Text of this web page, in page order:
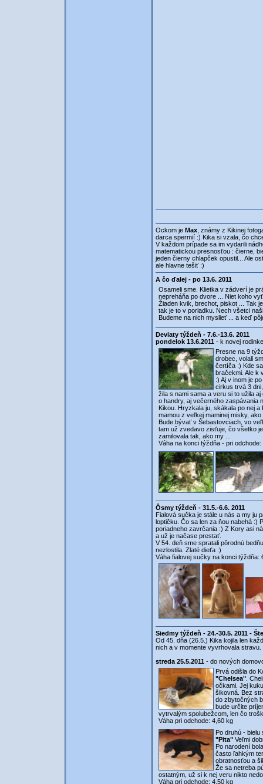
Ockom je Max , známy z Kikinej
darca spermií :) Kika si vzala, čo
V každom prípade sa im vydarili
matematickou presnosťou : čierne,
jeden čierny chlapček opustil... Ale
ale hlavne tešiť :)
A čo ďalej - po 13.6. 2011
Osameli sme. Klietka v zádverí je
nepreháňa po dvore ... Niet koho
Žiaden kvik, brechot, piskot ... Tak
tak je to v poriadku. Nech všetci
Budeme na nich myslieť ... a keď
Deviaty týždeň - 7.6.-13.6. 2011
pondelok 13.6.2011 - k novej
Presne na 9
drobec, volali
čertíča :) Kde
bračekmi. Ale k
:) Aj v inom je
cirkus trvá 3
žila s nami sama a veru si to užila
o handry, aj večerného zaspávania
Kikou. Hryzkala ju, skákala po nej
mamou z veľkej maminej misky,
Bude bývať v Šebastovciach, vo
tam už zvedavo zisťuje, čo všetko
zamilovala tak, ako my ...
Váha na konci týždňa - pri odchode:
Ôsmy týždeň - 31.5.-6.6. 2011
Fialová sučka je stále u nás a my ju
loptičku. Čo sa len za ňou nabehá :)
poriadneho zavrčania :) Z Kory asi
a už je načase prestať.
V 54. deň sme spratali pôrodnú
nezlostila. Zlaté dieťa :)
Váha fialovej sučky na konci týždňa:
Siedmy týždeň - 24.-30.5. 2011 -
Od 45. dňa (26.5.) Kika kojila len
nich a v momente vyvrhovala
streda 25.5.2011 - do nových
Prvá odišla do
"Chelsea" .
očkami. Jej
šikovná. Bez
do zbytočných
bude určite
vytrvalým spolubežcom, len čo
Váha pri odchode: 4,60 kg
Po druhú -
"Pita" Veľmi
Po narodení
často ľahkým
obratnosťou a
Že sa netreba
ostatným, už si k nej veru nikto
Váha pri odchode: 4,50 kg